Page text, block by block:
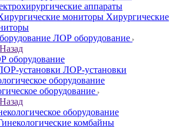
аппараты
Хирургические
ЛОР оборудование
Назад
оборудование
ЛОР-установки
оборудование
Назад
оборудование